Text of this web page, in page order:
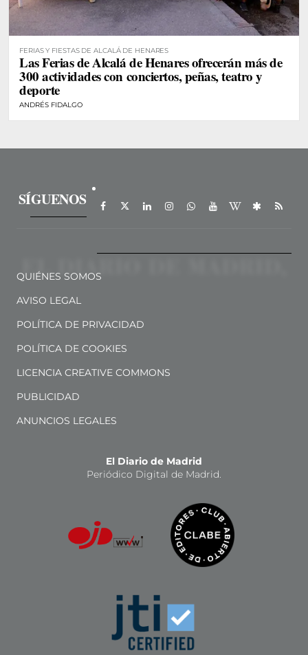
FERIAS Y FIESTAS DE ALCALÁ DE HENARES
Las Ferias de Alcalá de Henares ofrecerán más de
300 actividades con conciertos, peñas, teatro y
deporte
ANDRÉS FIDALGO
SÍGUENOS
QUIÉNES SOMOS
AVISO LEGAL
POLÍTICA DE PRIVACIDAD
POLÍTICA DE COOKIES
LICENCIA CREATIVE COMMONS
PUBLICIDAD
ANUNCIOS LEGALES
El Diario de Madrid
Periódico Digital de Madrid.